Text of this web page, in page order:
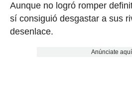
Aunque no logró romper
sí consiguió desgastar a sus
desenlace.
Anúnciate aquí